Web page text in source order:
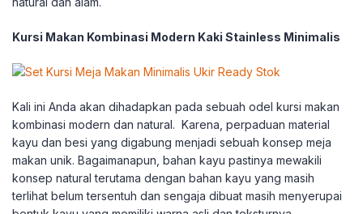
Kursi Makan Kombinasi Modern Kaki Stainless Minimalis
Kali ini Anda akan dihadapkan pada sebuah odel kursi makan
kombinasi modern dan natural. Karena, perpaduan material
kayu dan besi yang digabung menjadi sebuah konsep meja
makan unik. Bagaimanapun, bahan kayu pastinya mewakili
konsep natural terutama dengan bahan kayu yang masih
terlihat belum tersentuh dan sengaja dibuat masih menyerupai